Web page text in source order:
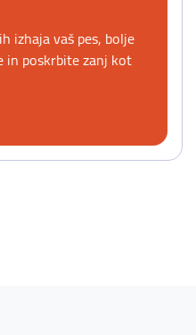
izhaja vaš pes, bolje
in poskrbite zanj kot